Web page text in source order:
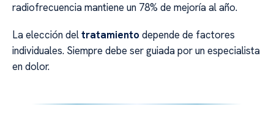
radiofrecuencia mantiene un 78% de mejoría al año.
La elección deltratamiento depende de factores
individuales. Siempre debe ser guiada por un especialista
en dolor.